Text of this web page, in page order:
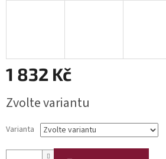
1 832 Kč
cena:
Zvolte variantu
Varianta